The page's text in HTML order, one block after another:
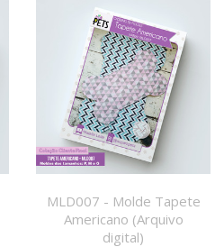
MLD007 - Molde Tapete
Americano (Arquivo
digital)